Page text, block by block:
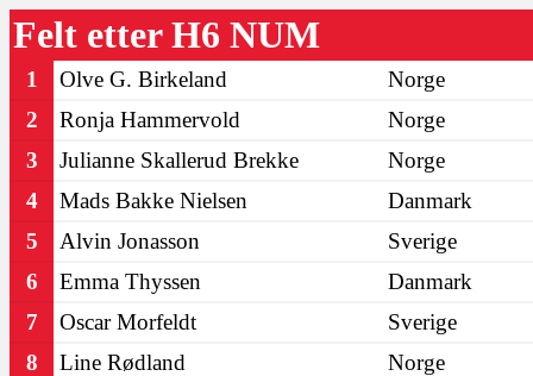
Felt etter H6 NUM
1 Olve G. Birkeland
Norge
2
Ronja Hammervold
Norge
3
Julianne Skallerud Brekke
Norge
4
Mads Bakke Nielsen
Danmark
5
Alvin Jonasson
Sverige
6
Emma Thyssen
Danmark
7
Oscar Morfeldt
Sverige
8
Line Rødland
Norge